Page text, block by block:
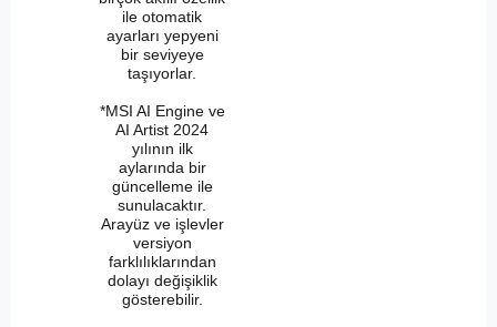
ile otomatik
ayarları yepyeni
bir seviyeye
taşıyorlar.
*MSI AI Engine ve
AI Artist 2024
yılının ilk
aylarında bir
güncelleme ile
sunulacaktır.
Arayüz ve işlevler
versiyon
farklılıklarından
dolayı değişiklik
gösterebilir.